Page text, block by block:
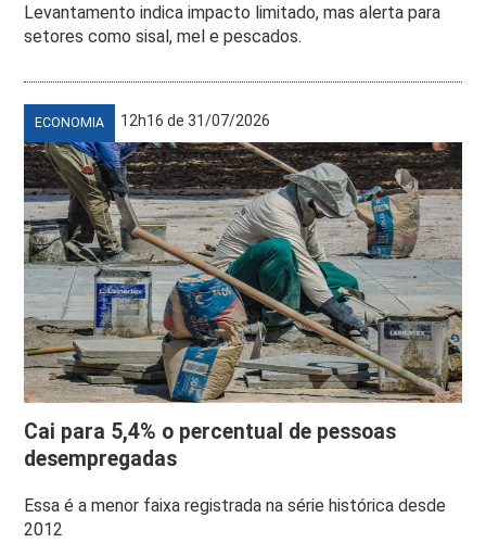
Levantamento indica impacto limitado, mas alerta para
setores como sisal, mel e pescados.
ECONOMIA 12h16 de 31/07/2026
Cai para 5,4% o percentual de pessoas
desempregadas
Essa é a menor faixa registrada na série histórica desde
2012